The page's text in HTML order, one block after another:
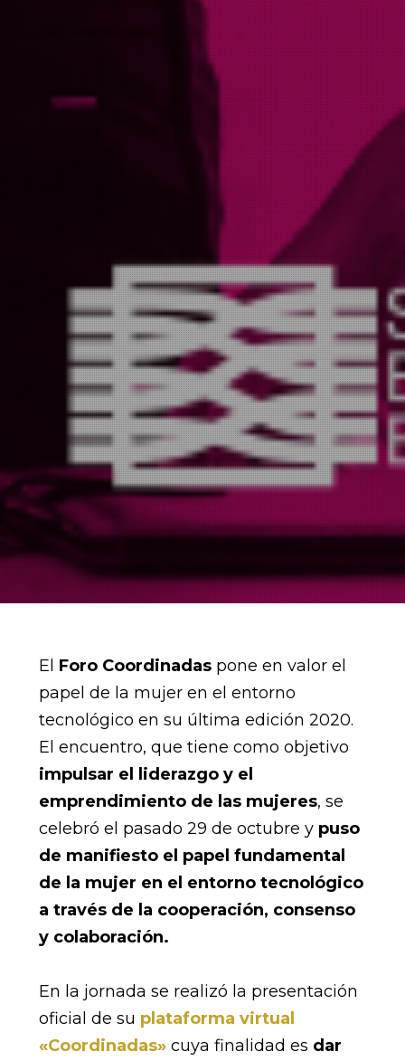
El Foro Coordinadas pone en valor el
papel de la mujer en el entorno
tecnológico en su última edición 2020.
El encuentro, que tiene como objetivo
impulsar el liderazgo y el
emprendimiento de las mujeres, se
celebró el pasado 29 de octubre y puso
de manifiesto el papel fundamental
de la mujer en el entorno tecnológico
a través de la cooperación, consenso
y colaboración.
En la jornada se realizó la presentación
oficial de su plataforma virtual
«Coordinadas»cuya finalidad es dar